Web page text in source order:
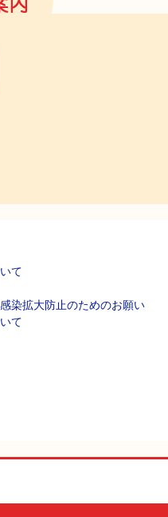
て
染拡大防止のためのお願い
て